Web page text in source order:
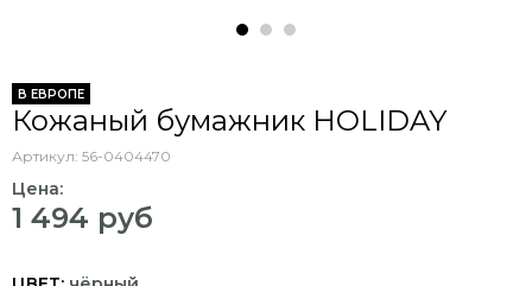
В ЕВРОПЕ
Кожаный бумажник HOLIDAY
Артикул: 56-0404470
Цена:
1 494 руб